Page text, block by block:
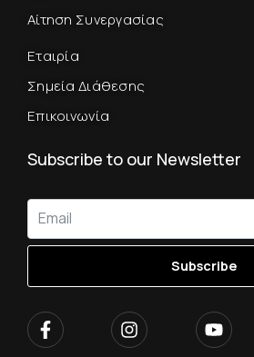
Αίτηση Συνεργασίας
Εταιρία
Σημεία Διάθεσης
Επικοινωνία
Subscribe to our Newsletter
Subscribe